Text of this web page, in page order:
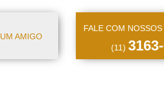
AMIGO
FALE COM
(11)